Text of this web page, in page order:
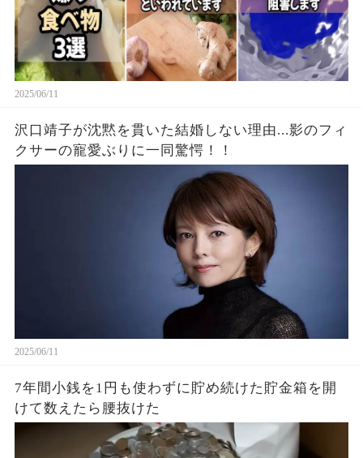
2025/06/11
沢口靖子が沈黙を貫いた結婚しない理由...影のフィ
クサーの寵愛ぶりに一同驚愕！！
2025/06/11
7年間小銭を1円も使わずに貯め続けた貯金箱を開
けて数えたら腰抜けた